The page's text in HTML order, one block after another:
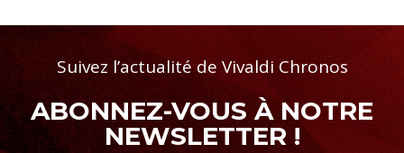
Suivez l’actualité de Vivaldi Chronos
ABONNEZ-VOUS À NOTRE
NEWSLETTER !